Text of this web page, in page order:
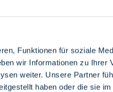
Funktionen für soziale
wir Informationen zu Ihrer
weiter. Unsere Partner
haben oder die sie